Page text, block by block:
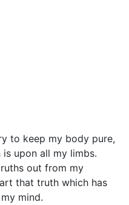
to keep my body pure,
upon all my limbs.
out from my
that truth which has
mind.